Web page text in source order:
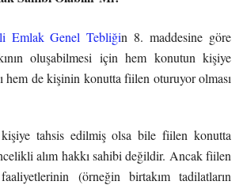
Emlak Genel Tebliğin 8. maddesine göre
oluşabilmesi için hem konutun kişiye
hem de kişinin konutta fiilen oturuyor olması
kişiye tahsis edilmiş olsa bile fiilen konutta
alım hakkı sahibi değildir. Ancak fiilen
(örneğin birtakım tadilatların